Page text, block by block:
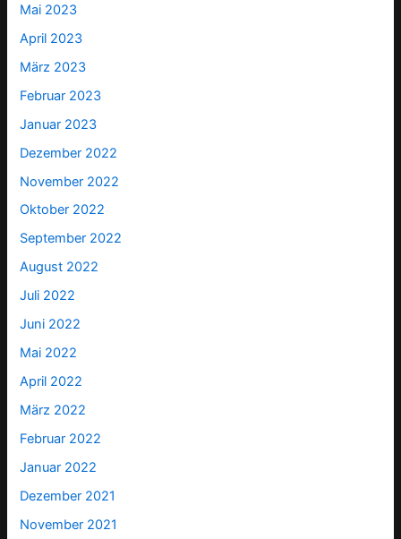
Mai 2023
April 2023
März 2023
Februar 2023
Januar 2023
Dezember 2022
November 2022
Oktober 2022
September 2022
August 2022
Juli 2022
Juni 2022
Mai 2022
April 2022
März 2022
Februar 2022
Januar 2022
Dezember 2021
November 2021